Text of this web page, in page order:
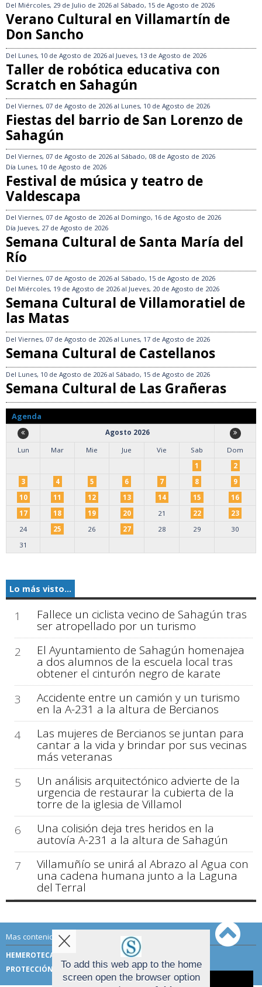
Del Miércoles, 29 de Julio de 2026 al Sábado, 15 de Agosto de 2026
Verano Cultural en Villamartín de
Don Sancho
Del Lunes, 10 de Agosto de 2026 al Jueves, 13 de Agosto de 2026
Taller de robótica educativa con
Scratch en Sahagún
Del Viernes, 07 de Agosto de 2026 al Lunes, 10 de Agosto de 2026
Fiestas del barrio de San Lorenzo de
Sahagún
Del Viernes, 07 de Agosto de 2026 al Sábado, 08 de Agosto de 2026
Día Lunes, 10 de Agosto de 2026
Festival de música y teatro de
Valdescapa
Del Viernes, 07 de Agosto de 2026 al Domingo, 16 de Agosto de 2026
Día Jueves, 27 de Agosto de 2026
Semana Cultural de Santa María del
Río
Del Viernes, 07 de Agosto de 2026 al Sábado, 15 de Agosto de 2026
Del Miércoles, 19 de Agosto de 2026 al Jueves, 20 de Agosto de 2026
Semana Cultural de Villamoratiel de
las Matas
Del Viernes, 07 de Agosto de 2026 al Lunes, 17 de Agosto de 2026
Semana Cultural de Castellanos
Del Lunes, 10 de Agosto de 2026 al Sábado, 15 de Agosto de 2026
Semana Cultural de Las Grañeras
Agenda
Agosto 2026
Lun
Mar Mie Jue Vie Sab
Dom
1
2
3
4 5 6 7 8
9
10
11 12 13 14 15
16
17
18 19 20 21 22
23
24
25 26 27 28 29
30
31
Lo más visto...
1 Fallece un ciclista vecino de Sahagún tras
ser atropellado por un turismo
2
El Ayuntamiento de Sahagún homenajea
a dos alumnos de la escuela local tras
obtener el cinturón negro de karate
3
Accidente entre un camión y un turismo
en la A-231 a la altura de Bercianos
4
Las mujeres de Bercianos se juntan para
cantar a la vida y brindar por sus vecinas
más veteranas
5
Un análisis arquitectónico advierte de la
urgencia de restaurar la cubierta de la
torre de la iglesia de Villamol
6
Una colisión deja tres heridos en la
autovía A-231 a la altura de Sahagún
7
Villamuñío se unirá al Abrazo al Agua con
una cadena humana junto a la Laguna
del Terral
Mas contenido de Sahagún Digital:
HEMEROTECA
TÉRMINOS DE USO
PROTECCIÓN DE DATOSTo add this web app to the home
screen open the browser option
Aviso sobre el Uso de cookies: